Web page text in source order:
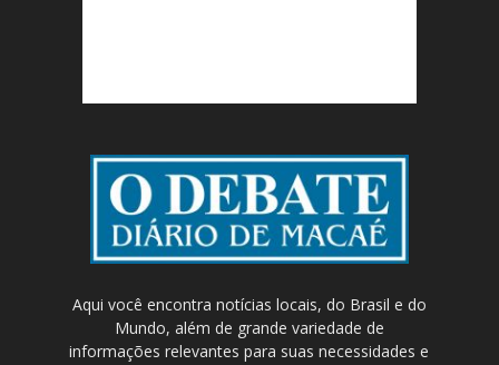
Aqui você encontra notícias locais, do Brasil e do
Mundo, além de grande variedade de
informações relevantes para suas necessidades e